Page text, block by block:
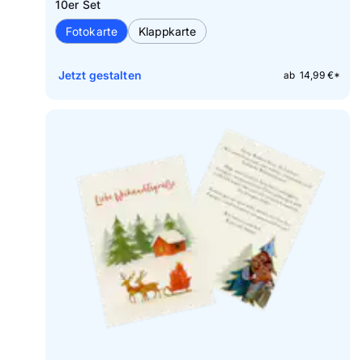
10er Set
Fotokarte
Klappkarte
ab 14,99 €*
Jetzt gestalten